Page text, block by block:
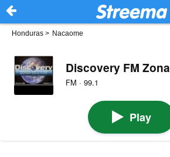
Honduras > Nacaome
Discovery FM Zona
FM · 99.1
Play